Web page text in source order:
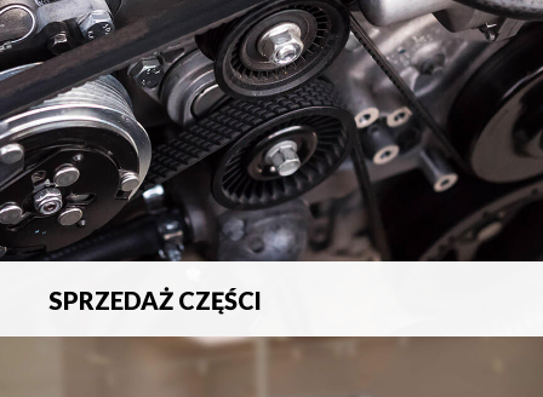
SPRZEDAŻ CZĘŚCI
Sprzedaż oryginalnych części samochodowych oraz